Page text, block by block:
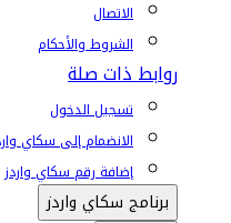
الاتصال
الشروط والأحكام
روابط ذات صلة
تسجيل الدخول
الانضمام إلى سكاي
إضافة رقم سكاي واردز
برنامج سكاي واردز